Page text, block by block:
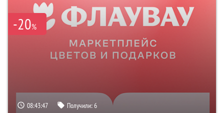
-20%
08:43:46 Получили:6